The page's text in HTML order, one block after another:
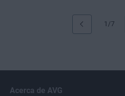
1/7
Acerca de AVG